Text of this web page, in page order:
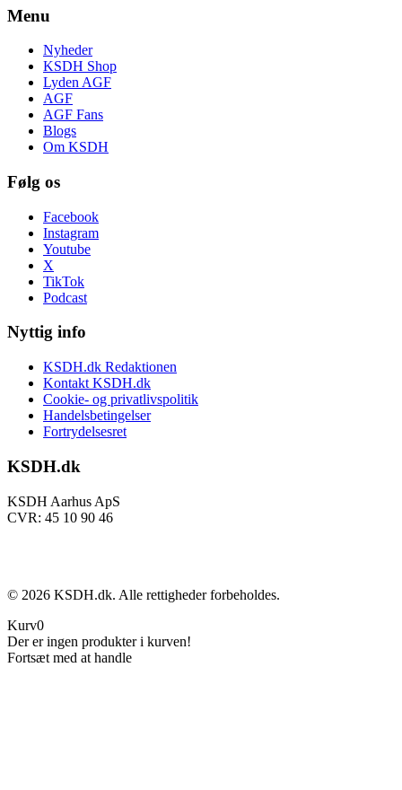
Menu
Nyheder
KSDH Shop
Lyden AGF
AGF
AGF Fans
Blogs
Om KSDH
Følg os
Facebook
Instagram
Youtube
X
TikTok
Podcast
Nyttig info
KSDH.dk Redaktionen
Kontakt KSDH.dk
Cookie- og privatlivspolitik
Handelsbetingelser
Fortrydelsesret
KSDH.dk
KSDH Aarhus ApS
CVR: 45 10 90 46
© 2026 KSDH.dk. Alle rettigheder forbeholdes.
Kurv0
Der er ingen produkter i kurven!
Fortsæt med at handle